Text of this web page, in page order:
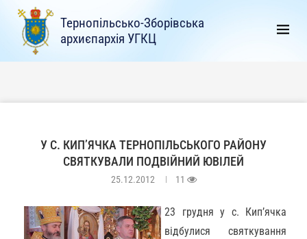
Тернопільсько-Зборівська
архиєпархія УГКЦ
У С. КИП’ЯЧКА ТЕРНОПІЛЬСЬКОГО РАЙОНУ
СВЯТКУВАЛИ ПОДВІЙНИЙ ЮВІЛЕЙ
25.12.2012 11
23 грудня у с. Кип’ячка
відбулися святкування